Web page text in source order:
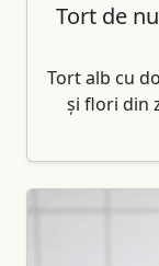
Tort de
Tort alb cu
și flori din